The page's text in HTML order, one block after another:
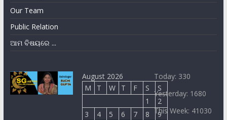
Our Team
Public Relation
ଆମ ବିଷୟରେ ...
August 2026
M
T W T F S
S
1
2
3
4 5 6 7 8
9
Today: 330
Yesterday: 1680
This Week: 41030